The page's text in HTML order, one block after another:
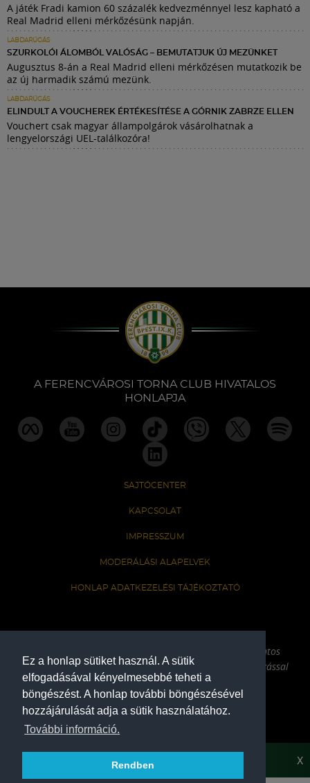
Ez a honlap sütiket használ. A sütik
elfogadásával kényelmesebbé teheti a
böngészést. A honlap további böngészésével
hozzájárulását adja a sütik használatához.
További információ.
Rendben
A játék Fradi kamion 60 százalék kedvezménnyel lesz kapható a
Real Madrid elleni mérkőzésünk napján.
LABDARÚGÁS
SZURKOLÓI ÁLOMBÓL VALÓSÁG – BEMUTATJUK ÚJ MEZÜNKET
Augusztus 8-án a Real Madrid elleni mérkőzésen mutatkozik be
az új harmadik számú mezünk.
LABDARÚGÁS
ELINDULT A VOUCHEREK ÉRTÉKESÍTÉSE A GÓRNIK ZABRZE ELLEN
Vouchert csak magyar állampolgárok vásárolhatnak a
lengyelországi UEL-találkozóra!
A FERENCVÁROSI TORNA CLUB HIVATALOS
HONLAPJA
SAJTÓCENTER
KAPCSOLAT
IMPRESSZUM
MODERÁLÁSI ALAPELVEK
HONLAP ADATKEZELÉSI TÁJÉKOZTATÓ
Az oldalon található írott és képi anyagok csak a forrás pontos
megjelölésével, internetes felhasználás esetén aktív hivatkozással
használhatóak fel.
X